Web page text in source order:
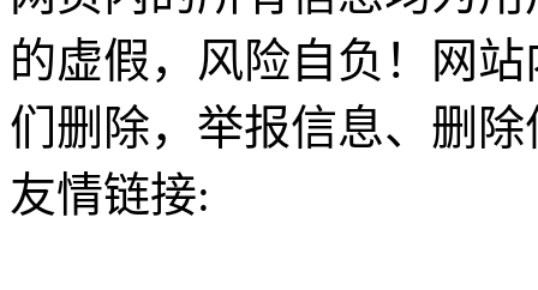
的虚假，风险自负！网
们删除，举报信息、删
友情链接: